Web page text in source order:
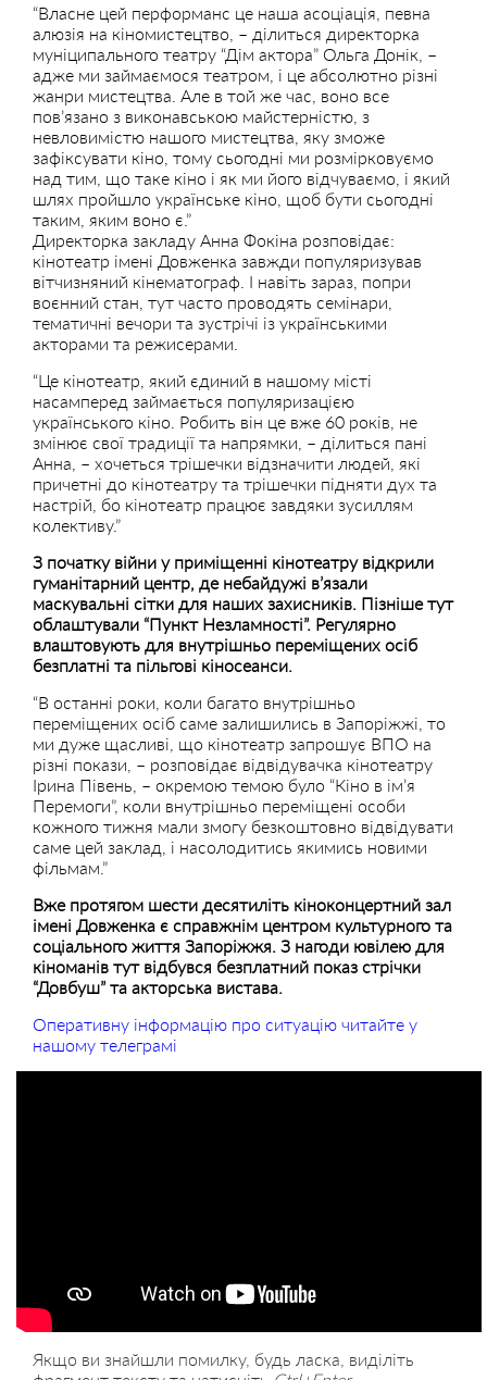
“Власне цей перформанс це наша асоціація, певна
алюзія на кіномистецтво, – ділиться директорка
муніципального театру “Дім актора” Ольга Донік, –
адже ми займаємося театром, і це абсолютно різні
жанри мистецтва. Але в той же час, воно все
пов’язано з виконавською майстерністю, з
невловимістю нашого мистецтва, яку зможе
зафіксувати кіно, тому сьогодні ми розмірковуємо
над тим, що таке кіно і як ми його відчуваємо, і який
шлях пройшло українське кіно, щоб бути сьогодні
таким, яким воно є.”
Директорка закладу Анна Фокіна розповідає:
кінотеатр імені Довженка завжди популяризував
вітчизняний кінематограф. І навіть зараз, попри
воєнний стан, тут часто проводять семінари,
тематичні вечори та зустрічі із українськими
акторами та режисерами.
“Це кінотеатр, який єдиний в нашому місті
насамперед займається популяризацією
українського кіно. Робить він це вже 60 років, не
змінює свої традиції та напрямки, – ділиться пані
Анна, – хочеться трішечки відзначити людей, які
причетні до кінотеатру та трішечки підняти дух та
настрій, бо кінотеатр працює завдяки зусиллям
колективу.”
З початку війни у приміщенні кінотеатру відкрили
гуманітарний центр, де небайдужі в’язали
маскувальні сітки для наших захисників. Пізніше тут
облаштували “Пункт Незламності”. Регулярно
влаштовують для внутрішньо переміщених осіб
безплатні та пільгові кіносеанси.
“В останні роки, коли багато внутрішньо
переміщених осіб саме залишились в Запоріжжі, то
ми дуже щасливі, що кінотеатр запрошує ВПО на
різні покази, – розповідає відвідувачка кінотеатру
Ірина Півень, – окремою темою було “Кіно в ім’я
Перемоги”, коли внутрішньо переміщені особи
кожного тижня мали змогу безкоштовно відвідувати
саме цей заклад, і насолодитись якимись новими
фільмам.”
Вже протягом шести десятиліть кіноконцертний зал
імені Довженка є справжнім центром культурного та
соціального життя Запоріжжя. З нагоди ювілею для
кіноманів тут відбувся безплатний показ стрічки
“Довбуш” та акторська вистава.
Оперативну інформацію про ситуацію читайте у
нашому телеграмі
Якщо ви знайшли помилку, будь ласка, виділіть